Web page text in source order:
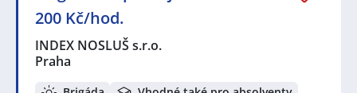
200 Kč/hod.
INDEX NOSLUŠ s.r.o.
Praha